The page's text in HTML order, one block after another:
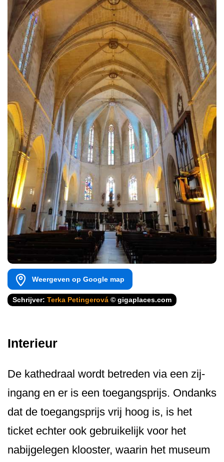
Weergeven op Google map
Schrijver: Terka Petingerová © gigaplaces.com
Interieur
De kathedraal wordt betreden via een zij-
ingang en er is een toegangsprijs. Ondanks
dat de toegangsprijs vrij hoog is, is het
ticket echter ook gebruikelijk voor het
nabijgelegen klooster, waarin het museum